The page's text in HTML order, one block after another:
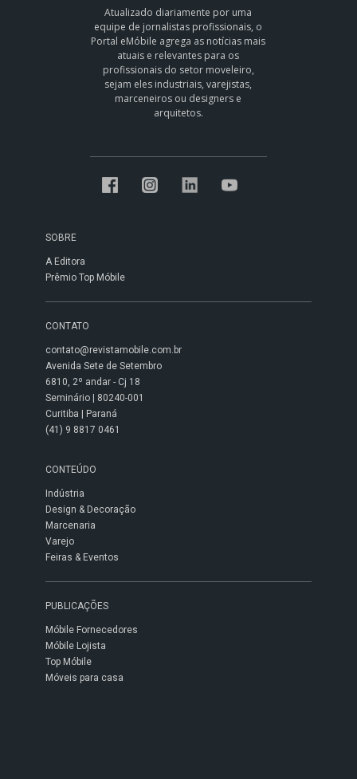
Atualizado diariamente por uma
equipe de jornalistas profissionais, o
Portal eMóbile agrega as notícias mais
atuais e relevantes para os
profissionais do setor moveleiro,
sejam eles industriais, varejistas,
marceneiros ou designers e
arquitetos.
SOBRE
A Editora
Prêmio Top Móbile
CONTATO
contato@revistamobile.com.br
Avenida Sete de Setembro
6810, 2º andar - Cj 18
Seminário | 80240-001
Curitiba | Paraná
(41) 9 8817 0461
CONTEÚDO
Indústria
Design & Decoração
Marcenaria
Varejo
Feiras & Eventos
PUBLICAÇÕES
Móbile Fornecedores
Móbile Lojista
Top Móbile
Móveis para casa